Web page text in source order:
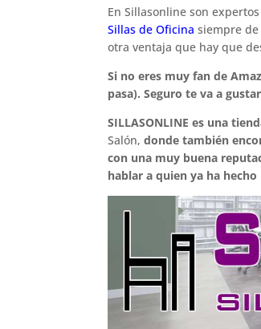
En Sillasonline son
Sillas de Oficina siempre
otra ventaja que hay que
Si no eres muy fan de
pasa). Seguro te va a
SILLASONLINE es una
Salón,donde también
con una muy buena
hablar a quien ya ha